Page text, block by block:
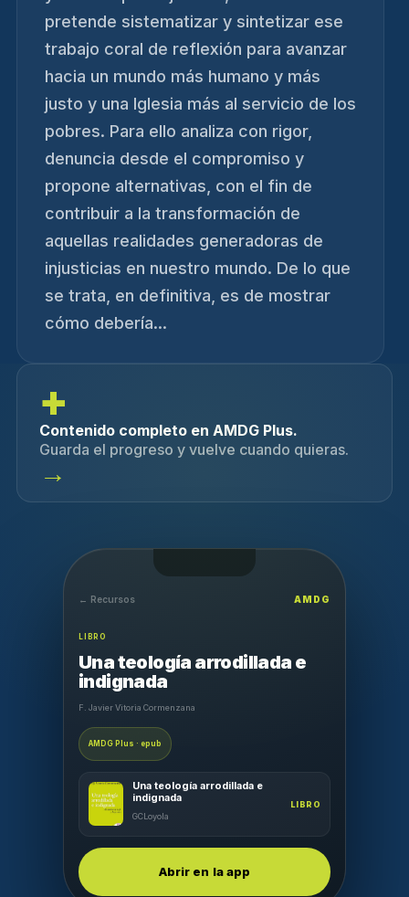
pretende sistematizar y sintetizar ese
trabajo coral de reflexión para avanzar
hacia un mundo más humano y más
justo y una Iglesia más al servicio de los
pobres. Para ello analiza con rigor,
denuncia desde el compromiso y
propone alternativas, con el fin de
contribuir a la transformación de
aquellas realidades generadoras de
injusticias en nuestro mundo. De lo que
se trata, en definitiva, es de mostrar
cómo debería...
+
Contenido completo en AMDG Plus.
Guarda el progreso y vuelve cuando quieras.
→
← Recursos AMDG
LIBRO
Una teología arrodillada e
indignada
F. Javier Vitoria Cormenzana
AMDG Plus · epub
Una teología arrodillada e
indignada
GCLoyola
LIBRO
Abrir en la app